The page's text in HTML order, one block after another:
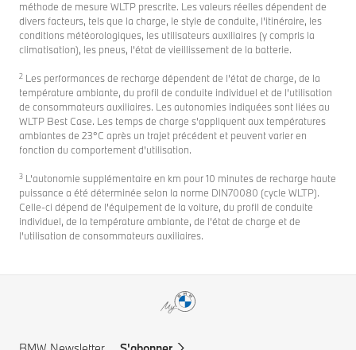
méthode de mesure WLTP prescrite. Les valeurs réelles dépendent de
divers facteurs, tels que la charge, le style de conduite, l'itinéraire, les
conditions météorologiques, les utilisateurs auxiliaires (y compris la
climatisation), les pneus, l'état de vieillissement de la batterie.
2 Les performances de recharge dépendent de l’état de charge, de la
température ambiante, du profil de conduite individuel et de l’utilisation
de consommateurs auxiliaires. Les autonomies indiquées sont liées au
WLTP Best Case. Les temps de charge s’appliquent aux températures
ambiantes de 23°C après un trajet précédent et peuvent varier en
fonction du comportement d’utilisation.
3 L’autonomie supplémentaire en km pour 10 minutes de recharge haute
puissance a été déterminée selon la norme DIN70080 (cycle WLTP).
Celle-ci dépend de l'équipement de la voiture, du profil de conduite
individuel, de la température ambiante, de l’état de charge et de
l’utilisation de consommateurs auxiliaires.